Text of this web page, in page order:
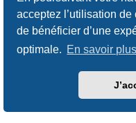
acceptez l’utilisation
de bénéficier d’une
optimale. En savoir